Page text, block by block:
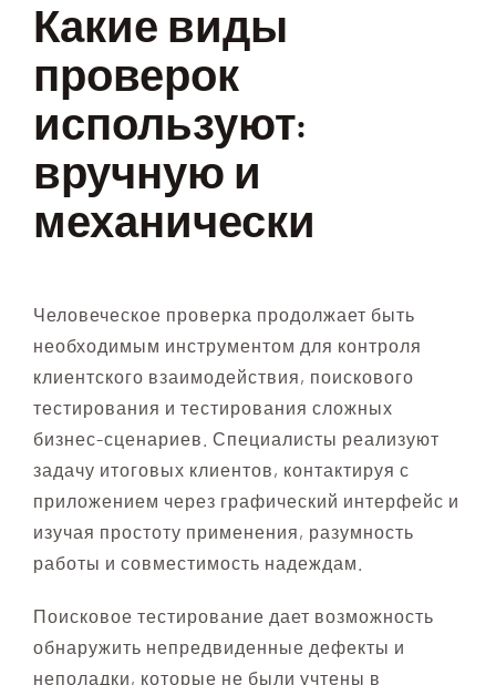
Какие виды
проверок
используют:
вручную и
механически
Человеческое проверка продолжает быть
необходимым инструментом для контроля
клиентского взаимодействия, поискового
тестирования и тестирования сложных
бизнес-сценариев. Специалисты реализуют
задачу итоговых клиентов, контактируя с
приложением через графический интерфейс и
изучая простоту применения, разумность
работы и совместимость надеждам.
Поисковое тестирование дает возможность
обнаружить непредвиденные дефекты и
неполадки, которые не были учтены в